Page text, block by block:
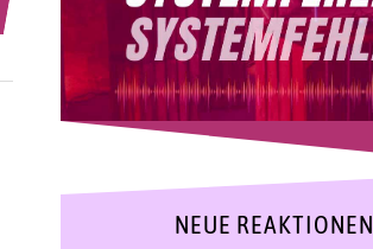
NEUE REAKTIONEN